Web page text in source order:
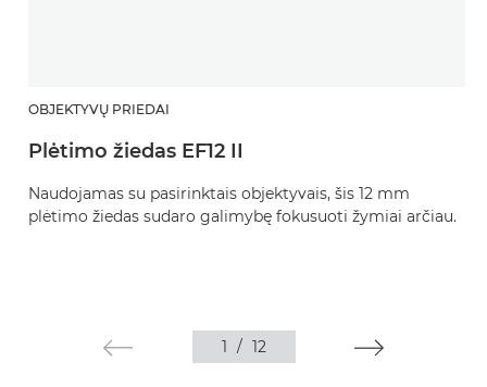
OBJEKTYVŲ PRIEDAI
Plėtimo žiedas EF12 II
Naudojamas su pasirinktais objektyvais, šis 12 mm
plėtimo žiedas sudaro galimybę fokusuoti žymiai arčiau.
1 / 12